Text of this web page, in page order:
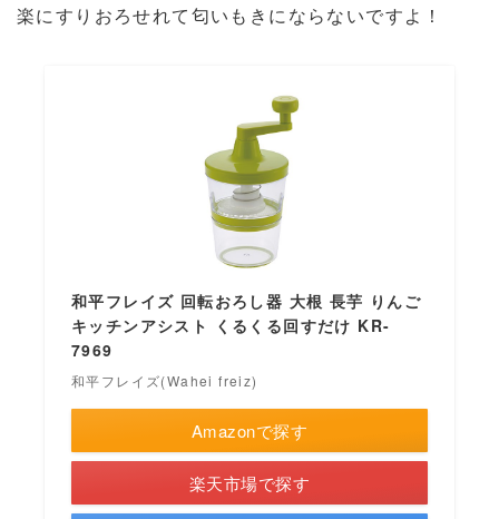
楽にすりおろせれて匂いもきにならないですよ！
和平フレイズ 回転おろし器 大根 長芋 りんご
キッチンアシスト くるくる回すだけ KR-
7969
和平フレイズ(Wahei freiz)
Amazonで探す
楽天市場で探す